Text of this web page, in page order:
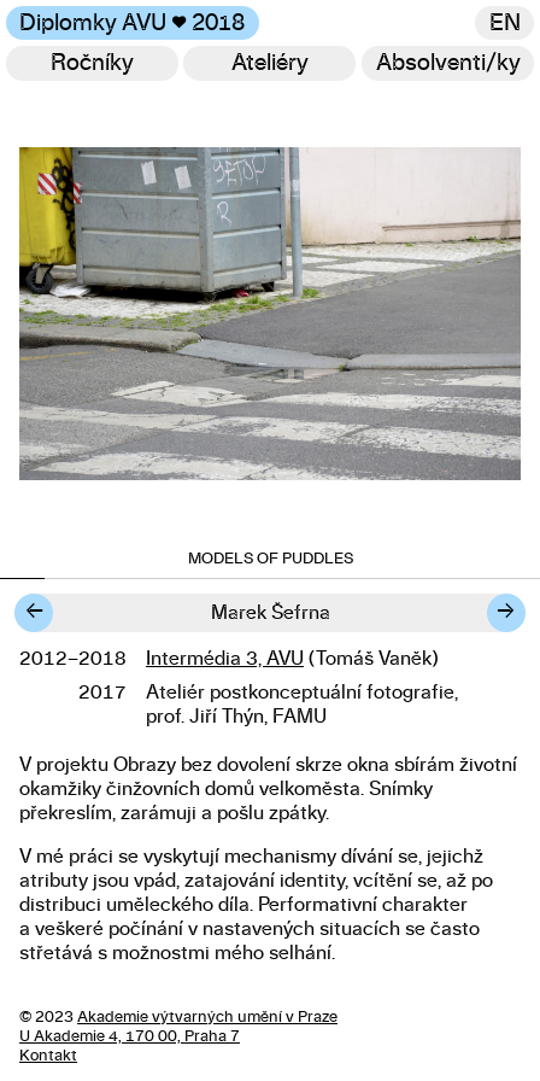
Diplomky AVU ♥ 2018
EN
Ročníky
Ateliéry Absolventi/ky
Marek Šefrna
← →
MODELS OF PUDDLES
Studium
2012–2018 Intermédia 3, AVU (Tomáš Vaněk)
2017
Ateliér postkonceptuální fotografie,
prof. Jiří Thýn, FAMU
Popis diplomové práce
V projektu Obrazy bez dovolení skrze okna sbírám životní
okamžiky činžovních domů velkoměsta. Snímky
překreslím, zarámuji a pošlu zpátky.
V mé práci se vyskytují mechanismy dívání se, jejichž
atributy jsou vpád, zatajování identity, vcítění se, až po
distribuci uměleckého díla. Performativní charakter
a veškeré počínání v nastavených situacích se často
střetává s možnostmi mého selhání.
© 2023 Akademie výtvarných umění v Praze
U Akademie 4, 170 00, Praha 7
Kontakt